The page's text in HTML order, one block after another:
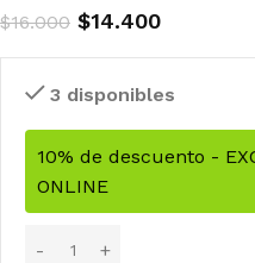
$16.000 $14.400
3 disponibles
10% de descuento -
ONLINE